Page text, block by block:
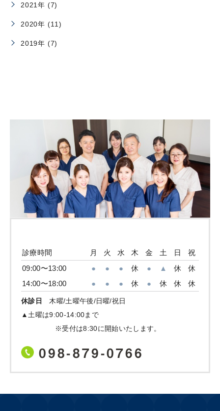
2021年 (7)
2020年 (11)
2019年 (7)
診療時間 月 火 水 木 金 土 日
祝
09:00〜13:00
● ● ● 休 ● ▲ 休
休
14:00〜18:00
● ● ● 休 ● 休 休 休
休診日
木曜/土曜午後/日曜/祝日
▲土曜は9:00-14:00まで
※受付は8:30に開始いたします。
098-879-0766